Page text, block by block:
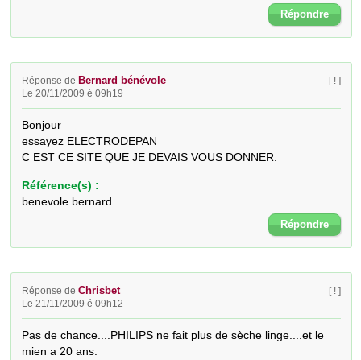
Répondre
Réponse de Bernard bénévole
Le 20/11/2009 é 09h19
[ ! ]
Bonjour
essayez ELECTRODEPAN
C EST CE SITE QUE JE DEVAIS VOUS DONNER.
Référence(s) :
benevole bernard
Répondre
Réponse deChrisbet
Le 21/11/2009 é 09h12
[ ! ]
Pas de chance....PHILIPS ne fait plus de sèche linge....et le
mien a 20 ans.